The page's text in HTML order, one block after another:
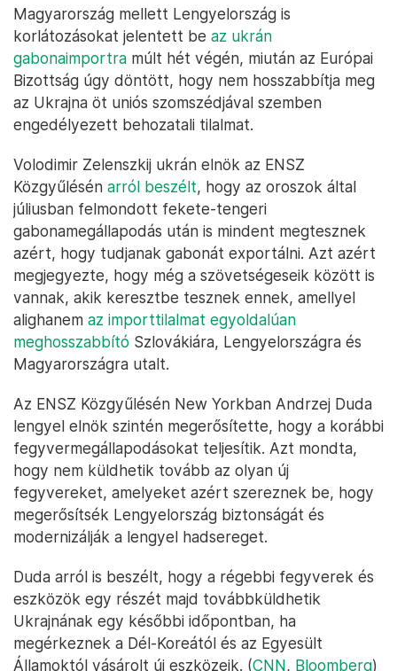
Magyarország mellett Lengyelország is
korlátozásokat jelentett be az ukrán
gabonaimportra múlt hét végén, miután az Európai
Bizottság úgy döntött, hogy nem hosszabbítja meg
az Ukrajna öt uniós szomszédjával szemben
engedélyezett behozatali tilalmat.
Volodimir Zelenszkij ukrán elnök az ENSZ
Közgyűlésén arról beszélt, hogy az oroszok által
júliusban felmondott fekete-tengeri
gabonamegállapodás után is mindent megtesznek
azért, hogy tudjanak gabonát exportálni. Azt azért
megjegyezte, hogy még a szövetségeseik között is
vannak, akik keresztbe tesznek ennek, amellyel
alighanem az importtilalmat egyoldalúan
meghosszabbító Szlovákiára, Lengyelországra és
Magyarországra utalt.
Az ENSZ Közgyűlésén New Yorkban Andrzej Duda
lengyel elnök szintén megerősítette, hogy a korábbi
fegyvermegállapodásokat teljesítik. Azt mondta,
hogy nem küldhetik tovább az olyan új
fegyvereket, amelyeket azért szereznek be, hogy
megerősítsék Lengyelország biztonságát és
modernizálják a lengyel hadsereget.
Duda arról is beszélt, hogy a régebbi fegyverek és
eszközök egy részét majd továbbküldhetik
Ukrajnának egy későbbi időpontban, ha
megérkeznek a Dél-Koreától és az Egyesült
Államoktól vásárolt új eszközeik. (CNN, Bloomberg)